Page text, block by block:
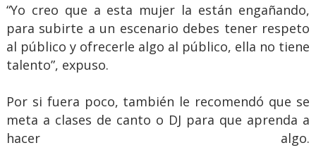
“Yo creo que a esta mujer la están engañando,
para subirte a un escenario debes tener respeto
al público y ofrecerle algo al público, ella no tiene
talento”, expuso.
Por si fuera poco, también le recomendó que se
meta a clases de canto o DJ para que aprenda a
hacer algo.